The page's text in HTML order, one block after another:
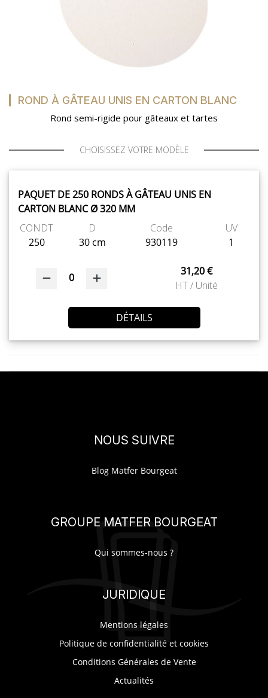
ROND À GÂTEAU UNIS EN CARTON BLANC
Rond semi-rigide pour gâteaux et tartes
CHOISISSEZ VOTRE MODÈLE
PAQUET DE 250 RONDS À GÂTEAU UNIS EN
CARTON BLANC Ø 320 MM
CONDT
250
D
30 cm
Code
930119
UV
1
0
31,20 €
HT / Unité
DÉTAILS
NOUS SUIVRE
Blog Matfer Bourgeat
GROUPE MATFER BOURGEAT
Qui sommes-nous ?
JURIDIQUE
Mentions légales
Politique de confidentialité et cookies
Conditions Générales de Vente
Actualités